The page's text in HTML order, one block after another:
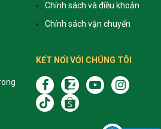
Chính sách và điều khoản
Chính sách vận chuyển
KẾT NỐI VỚI CHÚNG TÔI